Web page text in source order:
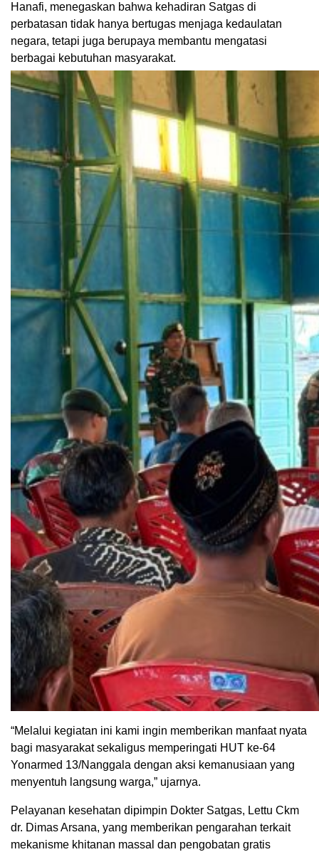
Hanafi, menegaskan bahwa kehadiran Satgas di
perbatasan tidak hanya bertugas menjaga kedaulatan
negara, tetapi juga berupaya membantu mengatasi
berbagai kebutuhan masyarakat.
“Melalui kegiatan ini kami ingin memberikan manfaat nyata
bagi masyarakat sekaligus memperingati HUT ke-64
Yonarmed 13/Nanggala dengan aksi kemanusiaan yang
menyentuh langsung warga,” ujarnya.
Pelayanan kesehatan dipimpin Dokter Satgas, Lettu Ckm
dr. Dimas Arsana, yang memberikan pengarahan terkait
mekanisme khitanan massal dan pengobatan gratis